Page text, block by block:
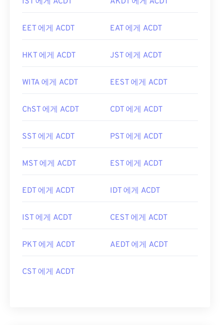
EET 에게 ACDT EAT 에게 ACDT
HKT 에게 ACDT JST 에게 ACDT
WITA 에게 ACDT EEST 에게 ACDT
ChST 에게 ACDT CDT 에게 ACDT
SST 에게 ACDT PST 에게 ACDT
MST 에게 ACDT EST 에게 ACDT
EDT 에게 ACDT IDT 에게 ACDT
IST 에게 ACDT CEST 에게 ACDT
PKT 에게 ACDT AEDT 에게 ACDT
CST 에게 ACDT